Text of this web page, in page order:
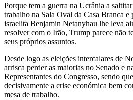
Porque tem a guerra na Ucrânia a
trabalho na Sala Oval da Casa Branca
israelita Benjamin Netanyhau lhe leva
resolver com o Irão, Trump parece não
seus próprios assuntos.
Desde logo as eleições intercalares de
arrisca perder as maiorias no Senado e
Representantes do Congresso, sendo
decisivamente a crise económica bem
mesa de trabalho.